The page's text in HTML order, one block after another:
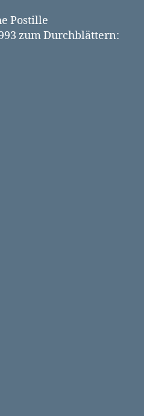
Postille
zum Durchblättern: